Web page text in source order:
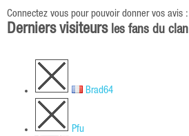
Connectez vous pour pouvoir donner vos avis :
Derniers visiteurs les fans du clan
Brad64
Pfu